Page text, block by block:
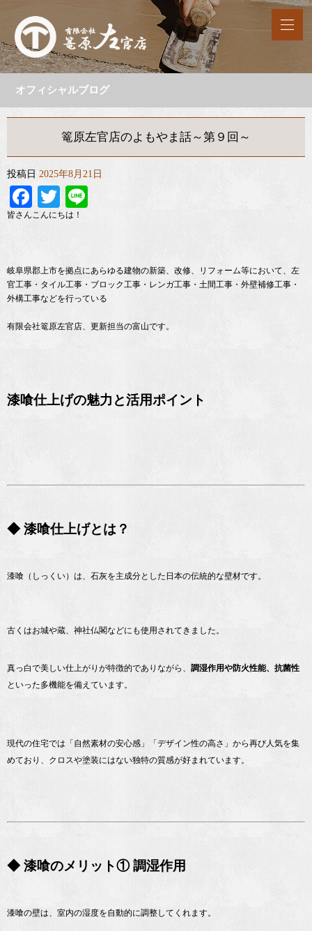
オフィシャルブログ
篭原左官店のよもやま話～第９回～
投稿日 2025年8月21日
Facebook
Twitter
皆さんこんにちは！
岐阜県郡上市を拠点にあらゆる建物の新築、改修、リフォーム等において、左
官工事・タイル工事・ブロック工事・レンガ工事・土間工事・外壁補修工事・
外構工事などを行っている
有限会社篭原左官店、更新担当の富山です。
漆喰仕上げの魅力と活用ポイント
◆ 漆喰仕上げとは？
漆喰（しっくい）は、石灰を主成分とした日本の伝統的な壁材です。
古くはお城や蔵、神社仏閣などにも使用されてきました。
真っ白で美しい仕上がりが特徴的でありながら、 調湿作用や防火性能、抗菌性
といった多機能を備えています。
現代の住宅では「自然素材の安心感」「デザイン性の高さ」から再び人気を集
めており、クロスや塗装にはない独特の質感が好まれています。
◆ 漆喰のメリット① 調湿作用
漆喰の壁は、室内の湿度を自動的に調整してくれます。